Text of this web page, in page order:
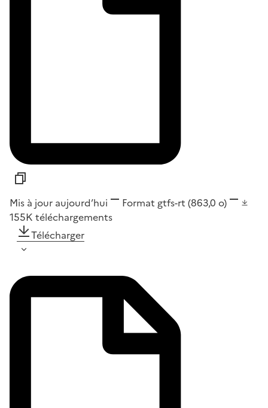
Mis à jour aujourd’hui Format gtfs-rt (863,0 o)
155K téléchargements
Télécharger